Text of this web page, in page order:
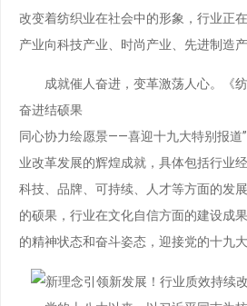
改变着纺织业在社会中的形象，行业正
产业向科技产业、时尚产业、先进制造产
成就催人奋进，变革激荡人心。《纺
奋进结硕果
同心协力绘愿景——喜迎十九大特别报道
业改革发展的辉煌成就，具体包括行业
科技、品牌、可持续、人才等方面的发
的硕果，行业在文化自信方面的建设成
的精神状态和奋斗姿态，迎接党的十九大